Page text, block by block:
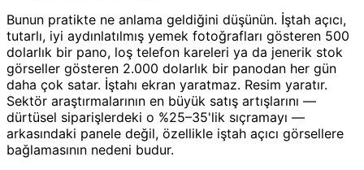
Bunun pratikte ne anlama geldiğini düşünün. İştah açıcı,
tutarlı, iyi aydınlatılmış yemek fotoğrafları gösteren 500
dolarlık bir pano, loş telefon kareleri ya da jenerik stok
görseller gösteren 2.000 dolarlık bir panodan her gün
daha çok satar. İştahı ekran yaratmaz. Resim yaratır.
Sektör araştırmalarının en büyük satış artışlarını —
dürtüsel siparişlerdeki o %25–35'lik sıçramayı —
arkasındaki panele değil, özellikle iştah açıcı görsellere
bağlamasının nedeni budur.